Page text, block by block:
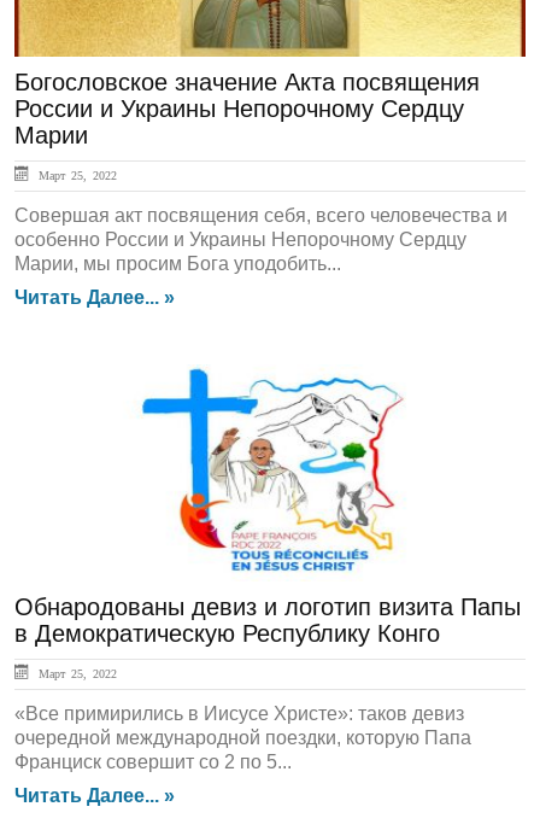
Богословское значение Акта посвящения
России и Украины Непорочному Сердцу
Марии
Март 25, 2022
Совершая акт посвящения себя, всего человечества и
особенно России и Украины Непорочному Сердцу
Марии, мы просим Бога уподобить...
Читать Далее... »
ЛЕНТА НОВОСТЕЙ
Обнародованы девиз и логотип визита Папы
в Демократическую Республику Конго
Март 25, 2022
«Все примирились в Иисусе Христе»: таков девиз
очередной международной поездки, которую Папа
Франциск совершит со 2 по 5...
Читать Далее... »